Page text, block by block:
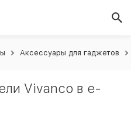
Аксессуары для гаджетов
Vivanco в e-